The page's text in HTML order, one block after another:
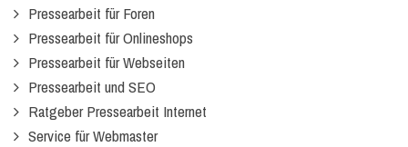
Pressearbeit für Foren
Pressearbeit für Onlineshops
Pressearbeit für Webseiten
Pressearbeit und SEO
Ratgeber Pressearbeit Internet
Service für Webmaster